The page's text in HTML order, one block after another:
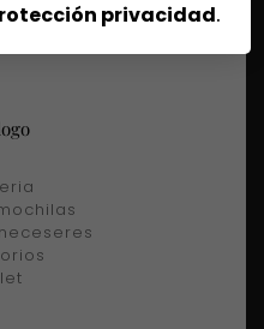
privacidad.